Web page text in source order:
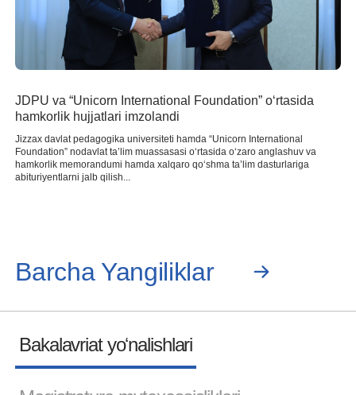
JDPU va “Unicorn International Foundation” o‘rtasida
hamkorlik hujjatlari imzolandi
Jizzax davlat pedagogika universiteti hamda “Unicorn International
Foundation” nodavlat ta’lim muassasasi o‘rtasida o‘zaro anglashuv va
hamkorlik memorandumi hamda xalqaro qo‘shma ta’lim dasturlariga
abituriyentlarni jalb qilish...
Barcha Yangiliklar
Bakalavriat yoʻnalishlari